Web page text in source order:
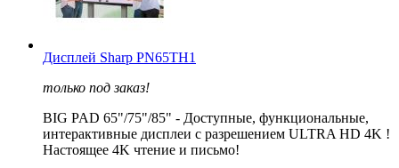
Дисплей Sharp PN65TH1
только под заказ!
BIG PAD 65"/75"/85" - Доступные, функциональные,
интерактивные дисплеи с разрешением ULTRA HD 4K !
Настоящее 4K чтение и письмо!